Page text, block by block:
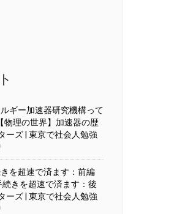
ギー加速器研究機構って
【物理の世界】加速器の歴
ーズ | 東京で社会人勉強
を超速で済ます：前編
きを超速で済ます：後
ーズ | 東京で社会人勉強